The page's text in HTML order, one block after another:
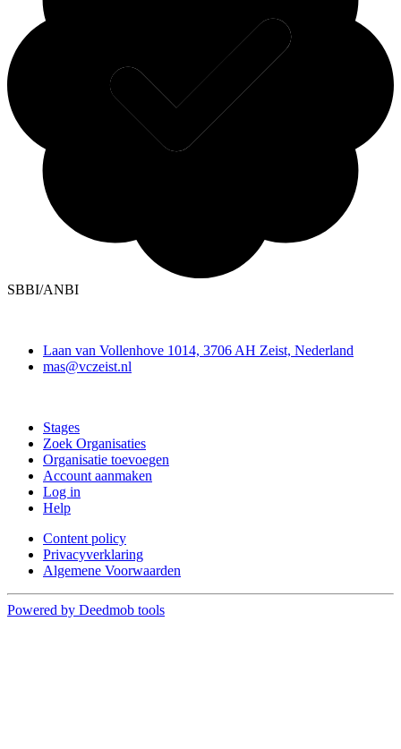
SBBI/ANBI
Laan van Vollenhove 1014, 3706 AH Zeist, Nederland
mas@vczeist.nl
Stages
Zoek Organisaties
Organisatie toevoegen
Account aanmaken
Log in
Help
Content policy
Privacyverklaring
Algemene Voorwaarden
Powered by Deedmob tools